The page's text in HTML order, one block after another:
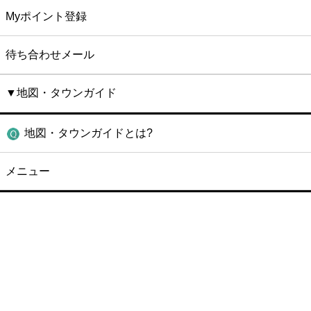
Myポイント登録
待ち合わせメール
▼地図・タウンガイド
地図・タウンガイドとは?
メニュー